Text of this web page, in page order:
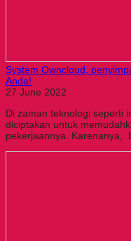
System Owncloud,
Anda!
27 June 2022
Di zaman teknologi seperti
diciptakan untuk
pekerjaannya. Karenanya,